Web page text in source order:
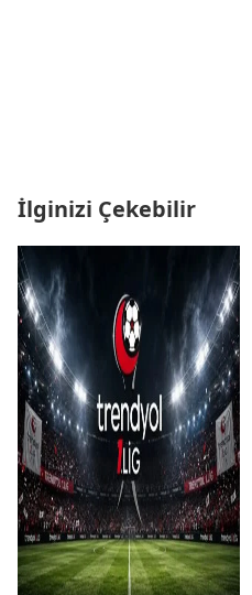
İlginizi Çekebilir